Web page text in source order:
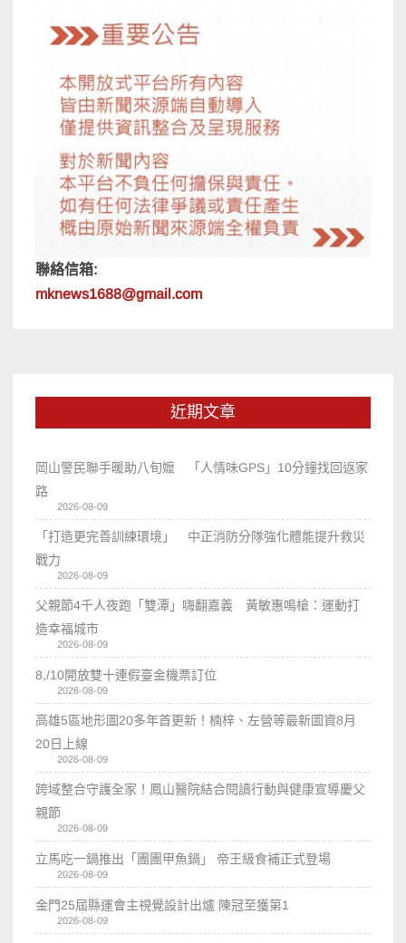
聯絡信箱:
mknews1688@gmail.com
近期文章
岡山警民聯手暖助八旬嬤 「人情味GPS」10分鐘找回返家
路
2026-08-09
「打造更完善訓練環境」 中正消防分隊強化體能提升救災
戰力
2026-08-09
父親節4千人夜跑「雙潭」嗨翻嘉義 黃敏惠鳴槍：運動打
造幸福城市
2026-08-09
8,/10開放雙十連假臺金機票訂位
2026-08-09
高雄5區地形圖20多年首更新！楠梓、左營等最新圖資8月
20日上線
2026-08-09
跨域整合守護全家！鳳山醫院結合閱讀行動與健康宣導慶父
親節
2026-08-09
立馬吃一鍋推出「團團甲魚鍋」 帝王級食補正式登場
2026-08-09
金門25屆縣運會主視覺設計出爐 陳冠至獲第1
2026-08-09